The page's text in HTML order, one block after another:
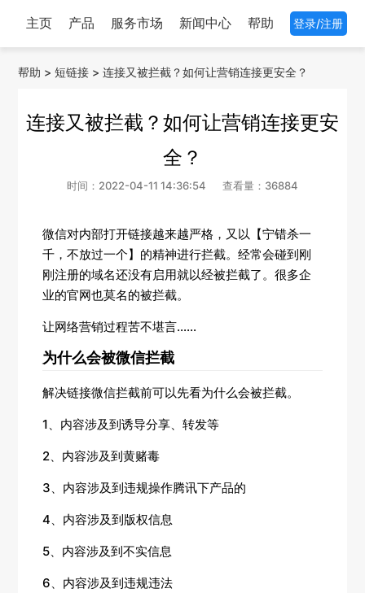
主页 产品 服务市场 新闻中心 帮助 登录/注册
帮助 >短链接 >连接又被拦截？如何让营销连接更安全？
连接又被拦截？如何让营销连接更安
全？
时间：2022-04-11 14:36:54 查看量：36884
微信对内部打开链接越来越严格，又以【宁错杀一
千，不放过一个】的精神进行拦截。经常会碰到刚
刚注册的域名还没有启用就以经被拦截了。很多企
业的官网也莫名的被拦截。
让网络营销过程苦不堪言......
为什么会被微信拦截
解决链接微信拦截前可以先看为什么会被拦截。
1、内容涉及到诱导分享、转发等
2、内容涉及到黄赌毒
3、内容涉及到违规操作腾讯下产品的
4、内容涉及到版权信息
5、内容涉及到不实信息
6、内容涉及到违规违法